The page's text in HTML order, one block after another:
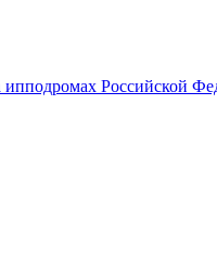
Российской